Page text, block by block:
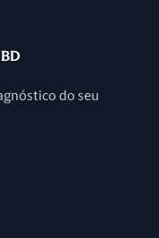
do seu